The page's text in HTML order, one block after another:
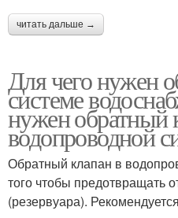
читать дальше →
Для чего нужен
системе
нужен обратный
водопроводной
Обратный клапан в
того чтобы предотвращать
(резервуара).